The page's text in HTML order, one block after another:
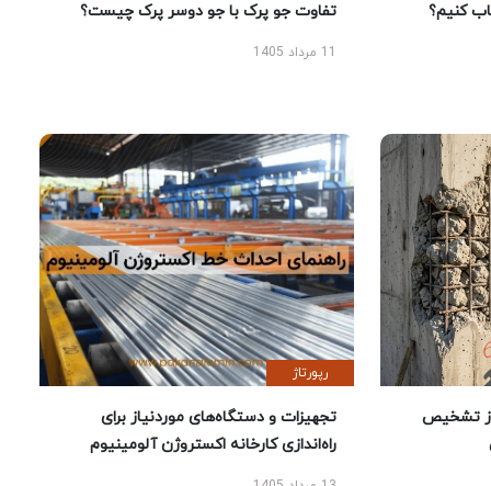
کنیم؟ تفاوت جو پرک با جو دوسر پرک چیست؟
تشخیص
رپورتاژ
تجهیزات و دستگاه‌های موردنیاز برای
راه‌اندازی کارخانه اکستروژن آلومینیوم